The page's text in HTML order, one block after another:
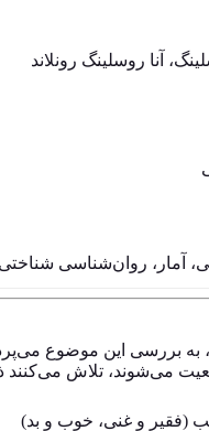
آنا روسلینگ رونلاند
آمار، روان‌شناسی
می‌شوند، تلاش می‌کنند
(فقیر و غنی، خوب و بد)